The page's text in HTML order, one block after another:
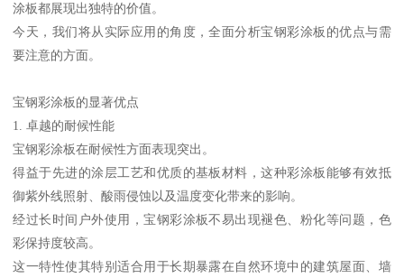
涂板都展现出独特的价值。
今天，我们将从实际应用的角度，全面分析宝钢彩涂板的优点与需
要注意的方面。
宝钢彩涂板的显著优点
1. 卓越的耐候性能
宝钢彩涂板在耐候性方面表现突出。
得益于先进的涂层工艺和优质的基板材料，这种彩涂板能够有效抵
御紫外线照射、酸雨侵蚀以及温度变化带来的影响。
经过长时间户外使用，宝钢彩涂板不易出现褪色、粉化等问题，色
彩保持度较高。
这一特性使其特别适合用于长期暴露在自然环境中的建筑屋面、墙